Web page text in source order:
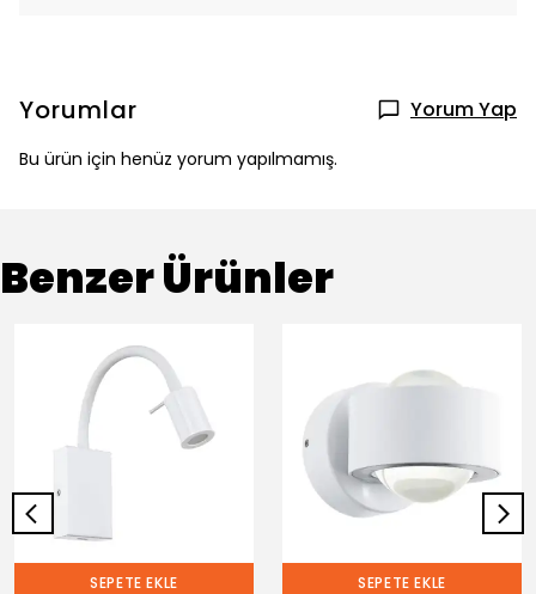
Yorumlar Yorum Yap
Bu ürün için henüz yorum yapılmamış.
Benzer Ürünler
SEPETE EKLE SEPETE EKLE